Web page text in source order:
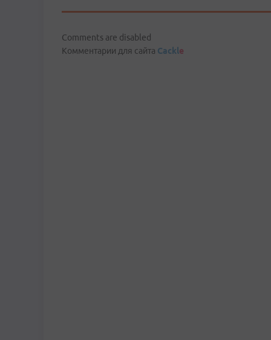
Comments are disabled
Комментарии для сайта Cackle